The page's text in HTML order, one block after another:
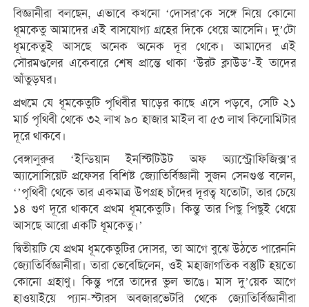
বিজ্ঞানীরা বলছেন, এভাবে কখনো ‘দোসর’কে সঙ্গে নিয়ে কোনো
ধূমকেতু আমাদের এই বাসযোগ্য গ্রহের দিকে ধেয়ে আসেনি। দু’টো
ধূমকেতুই আসছে অনেক অনেক দূর থেকে। আমাদের এই
সৌরমণ্ডলের একেবারে শেষ প্রান্তে থাকা ‘উরট ক্লাউড’-ই তাদের
আঁতুড়ঘর।
প্রথমে যে ধূমকেতুটি পৃথিবীর ঘাড়ের কাছে এসে পড়বে, সেটি ২১
মার্চ পৃথিবী থেকে ৩২ লাখ ৯০ হাজার মাইল বা ৫৩ লাখ কিলোমিটার
দূরে থাকবে।
বেঙ্গালুরুর ‘ইন্ডিয়ান ইনস্টিটিউট অফ অ্যাস্ট্রোফিজিক্স’র
অ্যাসোসিয়েট প্রফেসর বিশিষ্ট জ্যোতির্বিজ্ঞানী সুজন সেনগুপ্ত বলেন,
‘’পৃথিবী থেকে তার একমাত্র উপগ্রহ চাঁদের দূরত্ব যতোটা, তার চেয়ে
১৪ গুণ দূরে থাকবে প্রথম ধূমকেতুটি। কিন্তু তার পিছু পিছুই ধেয়ে
আসছে আরো একটি ধূমকেতু।’
দ্বিতীয়টি যে প্রথম ধূমকেতুটির দোসর, তা আগে বুঝে উঠতে পারেননি
জ্যোতির্বিজ্ঞানীরা। তারা ভেবেছিলেন, ওই মহাজাগতিক বস্তুটি হয়তো
কোনো গ্রহাণু। কিন্তু পরে তাদের ভুল ভাঙে। মাস দু’য়েক আগে
হাওয়াইয়ে প্যান-স্টারস অবজারভেটরি থেকে জ্যোতির্বিজ্ঞানীরা